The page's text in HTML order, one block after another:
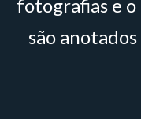
fotografias e
são